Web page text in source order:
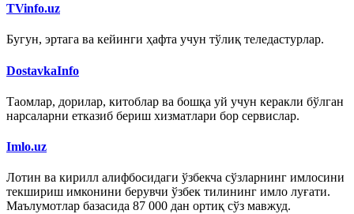
TVinfo.uz
Бугун, эртага ва кейинги ҳафта учун тўлиқ теледастурлар.
DostavkaInfo
Таомлар, дорилар, китоблар ва бошқа уй учун керакли бўлган
нарсаларни етказиб бериш хизматлари бор сервислар.
Imlo.uz
Лотин ва кирилл алифбосидаги ўзбекча сўзларнинг имлосини
текшириш имконини берувчи ўзбек тилининг имло луғати.
Маълумотлар базасида 87 000 дан ортиқ сўз мавжуд.